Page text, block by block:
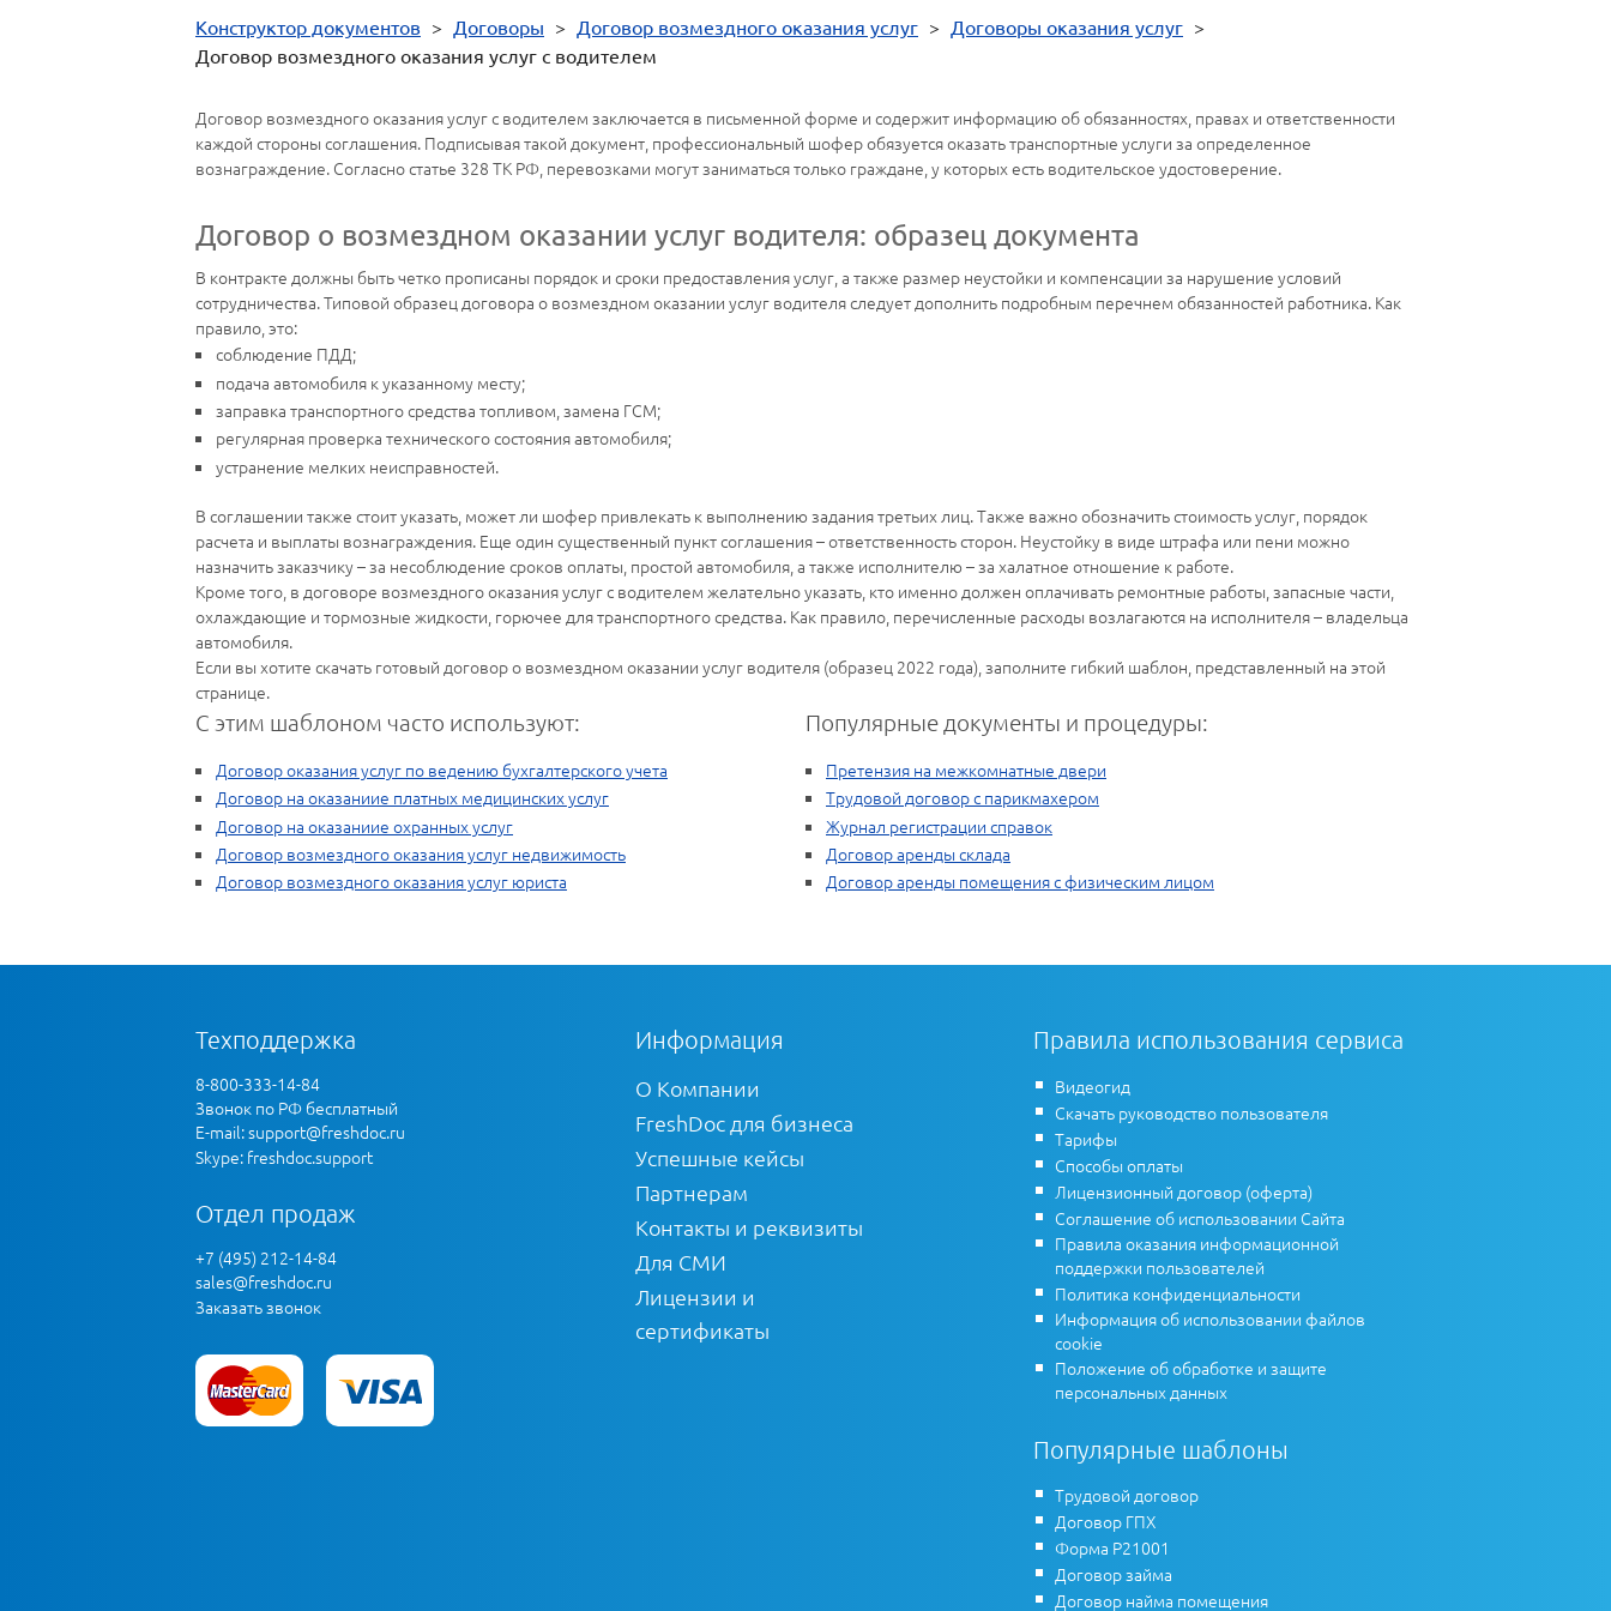
Конструктор документов > Договоры > Договор возмездного оказания услуг > Договоры оказания услуг >
Договор возмездного оказания услуг с водителем
Договор возмездного оказания услуг с водителем заключается в письменной форме и содержит информацию об обязанностях, правах и ответственности
каждой стороны соглашения. Подписывая такой документ, профессиональный шофер обязуется оказать транспортные услуги за определенное
вознаграждение. Согласно статье 328 ТК РФ, перевозками могут заниматься только граждане, у которых есть водительское удостоверение.
Договор о возмездном оказании услуг водителя: образец документа
В контракте должны быть четко прописаны порядок и сроки предоставления услуг, а также размер неустойки и компенсации за нарушение условий
сотрудничества. Типовой образец договора о возмездном оказании услуг водителя следует дополнить подробным перечнем обязанностей работника. Как
правило, это:
соблюдение ПДД;
подача автомобиля к указанному месту;
заправка транспортного средства топливом, замена ГСМ;
регулярная проверка технического состояния автомобиля;
устранение мелких неисправностей.
В соглашении также стоит указать, может ли шофер привлекать к выполнению задания третьих лиц. Также важно обозначить стоимость услуг, порядок
расчета и выплаты вознаграждения. Еще один существенный пункт соглашения – ответственность сторон. Неустойку в виде штрафа или пени можно
назначить заказчику – за несоблюдение сроков оплаты, простой автомобиля, а также исполнителю – за халатное отношение к работе.
Кроме того, в договоре возмездного оказания услуг с водителем желательно указать, кто именно должен оплачивать ремонтные работы, запасные части,
охлаждающие и тормозные жидкости, горючее для транспортного средства. Как правило, перечисленные расходы возлагаются на исполнителя – владельца
автомобиля.
Если вы хотите скачать готовый договор о возмездном оказании услуг водителя (образец 2022 года), заполните гибкий шаблон, представленный на этой
странице.
С этим шаблоном часто используют:
Договор оказания услуг по ведению бухгалтерского учета
Договор на оказаниие платных медицинских услуг
Договор на оказаниие охранных услуг
Договор возмездного оказания услуг недвижимость
Договор возмездного оказания услуг юриста
Популярные документы и процедуры:
Претензия на межкомнатные двери
Трудовой договор с парикмахером
Журнал регистрации справок
Договор аренды склада
Договор аренды помещения с физическим лицом
Техподдержка
8-800-333-14-84
Звонок по РФ бесплатный
E-mail:support@freshdoc.ru
Skype: freshdoc.support
Отдел продаж
+7 (495) 212-14-84
sales@freshdoc.ru
Заказать звонок
Информация
О Компании
FreshDoc для бизнеса
Успешные кейсы
Партнерам
Контакты и реквизиты
Для СМИ
Лицензии и
сертификаты
Правила использования сервиса
Видеогид
Скачать руководство пользователя
Тарифы
Способы оплаты
Лицензионный договор (оферта)
Соглашение об использовании Сайта
Правила оказания информационной
поддержки пользователей
Политика конфиденциальности
Информация об использовании файлов
cookie
Положение об обработке и защите
персональных данных
Популярные шаблоны
Трудовой договор
Договор ГПХ
Форма Р21001
Договор займа
Договор найма помещения